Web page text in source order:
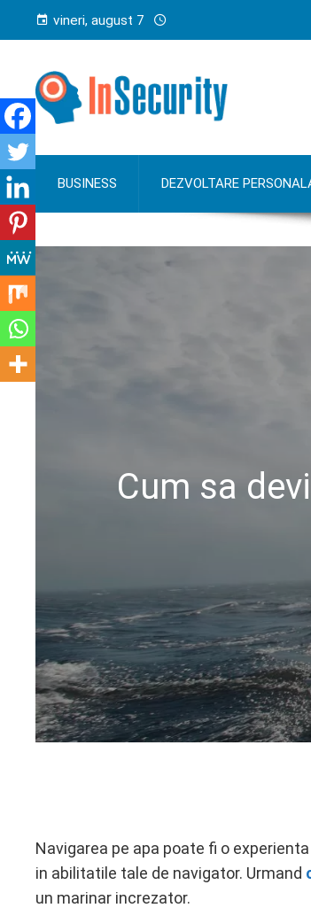
vineri, august 7
BUSINESS DEZVOLTARE
Cum sa
Navigarea pe apa poate fi o
in abilitatile tale de navigator. Urmand
un marinar increzator.